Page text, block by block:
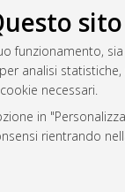
funzionamento,
analisi
necessari.
in
rientrando
e gestito da
privacy
del sito